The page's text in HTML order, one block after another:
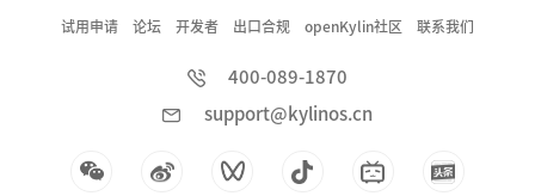
试用申请 论坛 开发者 出口合规 openKylin社区 联系我们
400-089-1870
support@kylinos.cn